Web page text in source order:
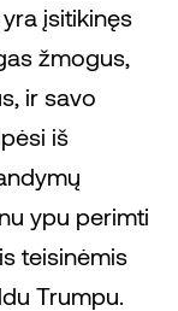
įsitikinęs
žmogus,
ir savo
iš
ypu perimti
teisinėmis
Trumpu.